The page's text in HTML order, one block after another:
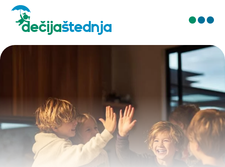
O nama
Najčešća pitanja
Kontakt